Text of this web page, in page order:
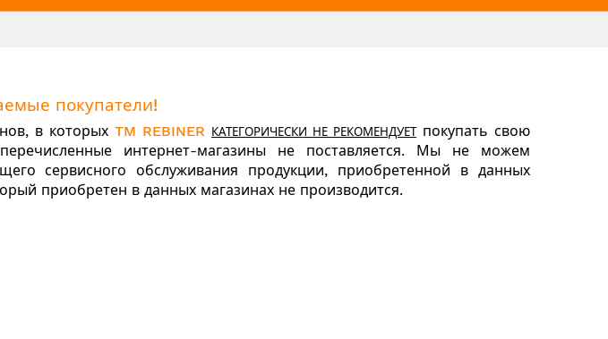
покупатели!
в которых TM REBINER КАТЕГОРИЧЕСКИ НЕ РЕКОМЕНДУЕТпокупать свою
интернет-магазины не поставляется. Мы не можем
сервисного обслуживания продукции, приобретенной в данных
приобретен в данных магазинах не производится.